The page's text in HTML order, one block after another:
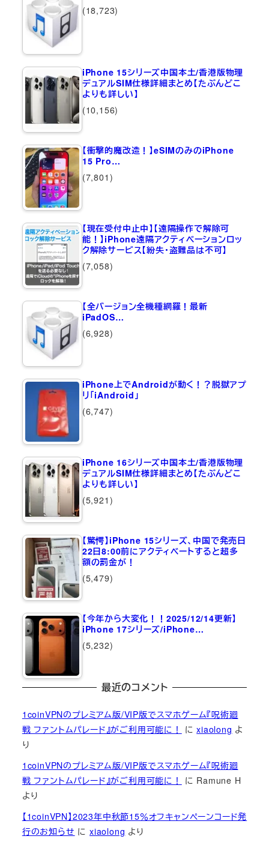
(18,723)
iPhone 15シリーズ中国本土/香港版物理
デュアルSIM仕様詳細まとめ【たぶんどこ
よりも詳しい】
(10,156)
【衝撃的魔改造！】eSIMのみのiPhone
15 Pro…
(7,801)
【現在受付中止中】【遠隔操作で解除可
能！】iPhone遠隔アクティベーションロッ
ク解除サービス【紛失・盗難品は不可】
(7,058)
【全バージョン全機種網羅！最新
iPadOS…
(6,928)
iPhone上でAndroidが動く！？脱獄アプ
リ「iAndroid」
(6,747)
iPhone 16シリーズ中国本土/香港版物理
デュアルSIM仕様詳細まとめ【たぶんどこ
よりも詳しい】
(5,921)
【驚愕】iPhone 15シリーズ、中国で発売日
22日8:00前にアクティベートすると超多
額の罰金が！
(5,479)
【今年から大変化！！2025/12/14更新】
iPhone 17シリーズ/iPhone…
(5,232)
最近のコメント
1coinVPNのプレミアム版/VIP版でスマホゲーム『呪術廻
戦 ファントムパレード』がご利用可能に！
にxiaolong よ
り
1coinVPNのプレミアム版/VIP版でスマホゲーム『呪術廻
戦 ファントムパレード』がご利用可能に！
に Ramune H
より
【1coinVPN】2023年中秋節15％オフキャンペーンコード発
行のお知らせ にxiaolong より